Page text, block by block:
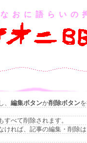
なおに語らいの
編集ボタンか削除ボタン
べて削除されます。
ければ、記事の編集・削除